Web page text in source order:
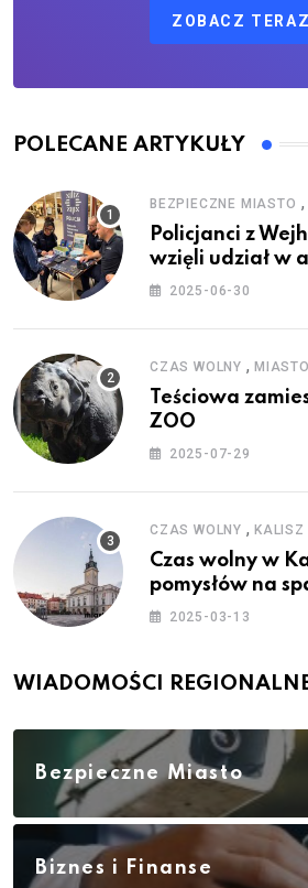
ZOBACZ
POLECANE ARTYKUŁY
BEZPIECZNE MIASTO ,
Policjanci z
wzięli udział w
Wakacje”
2025-06-30
CZAS WOLNY , MIASTO
Teściowa
ZOO
2025-07-29
CZAS WOLNY , KALISZ
Czas wolny w
pomysłów na
rodzinne
2025-03-13
WIADOMOŚCI
Bezpieczne Miasto
Biznes i Finanse